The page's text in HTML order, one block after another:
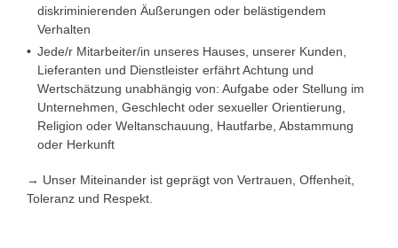
diskriminierenden Äußerungen oder belästigendem
Verhalten
Jede/r Mitarbeiter/in unseres Hauses, unserer Kunden,
Lieferanten und Dienstleister erfährt Achtung und
Wertschätzung unabhängig von: Aufgabe oder Stellung im
Unternehmen, Geschlecht oder sexueller Orientierung,
Religion oder Weltanschauung, Hautfarbe, Abstammung
oder Herkunft
→ Unser Miteinander ist geprägt von Vertrauen, Offenheit,
Toleranz und Respekt.